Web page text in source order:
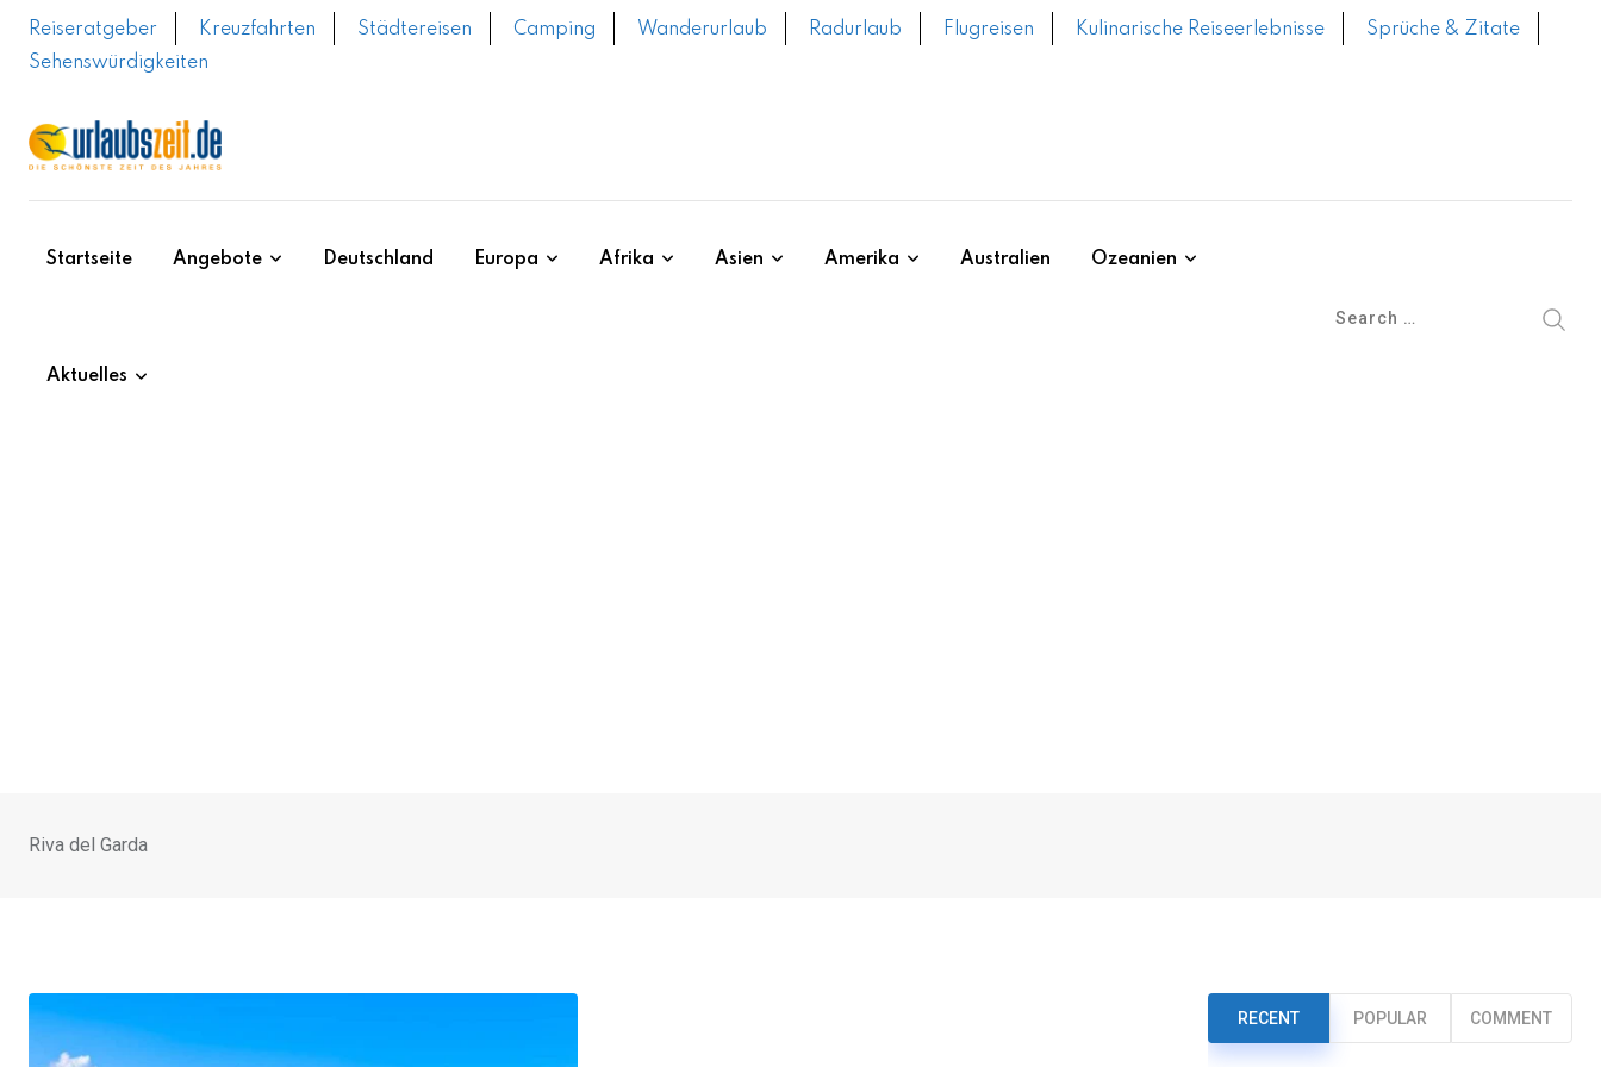
Skip
Reiseratgeber Kreuzfahrten Städtereisen Camping Wanderurlaub Radurlaub Flugreisen Kulinarische Reiseerlebnisse
Sprüche & Zitate
Sehenswürdigkeiten
Startseite Angebote Deutschland Europa Afrika Asien Amerika Australien Ozeanien
Aktuelles
Riva del Garda
RECENT POPULAR COMMENT